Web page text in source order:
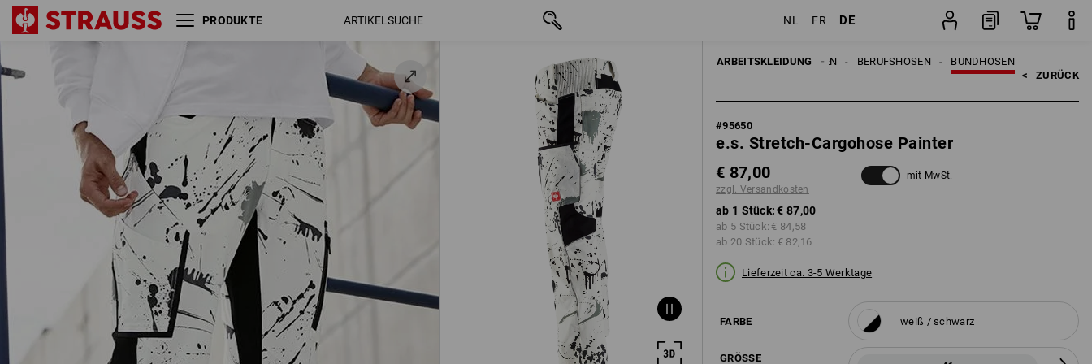
PRODUKTE NL FR DE
ARBEITSKLEIDUNG BUNDHOSEN
BERUFSHOSEN
ARBEITSHOSEN
HERREN
< ZURÜCK
#95650
e.s. Stretch-Cargohose Painter
€ 87,00
zzgl. Versandkosten
mit MwSt.
ab 1 Stück: € 87,00
ab 5 Stück: € 84,58
ab 20 Stück: € 82,16
Lieferzeit ca. 3-5 Werktage
FARBE weiß / schwarz
GRÖSSE
e.s. Stretch-Cargohose Painter 46